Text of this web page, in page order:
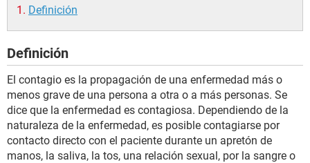
SEXUALIDAD
GLOSARIO
Definición
Definición
El contagio es la propagación de una enfermedad más o
menos grave de una persona a otra o a más personas. Se
dice que la enfermedad es contagiosa. Dependiendo de la
naturaleza de la enfermedad, es posible contagiarse por
contacto directo con el paciente durante un apretón de
manos, la saliva, la tos, una relación sexual, por la sangre o